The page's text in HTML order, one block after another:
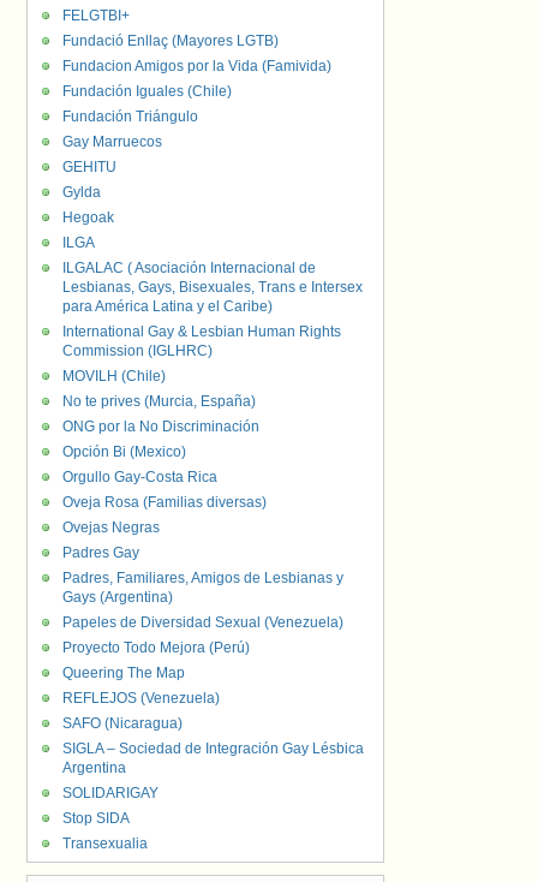
FELGTBI+
Fundació Enllaç (Mayores LGTB)
Fundacion Amigos por la Vida (Famivida)
Fundación Iguales (Chile)
Fundación Triángulo
Gay Marruecos
GEHITU
Gylda
Hegoak
ILGA
ILGALAC ( Asociación Internacional de
Lesbianas, Gays, Bisexuales, Trans e Intersex
para América Latina y el Caribe)
International Gay & Lesbian Human Rights
Commission (IGLHRC)
MOVILH (Chile)
No te prives (Murcia, España)
ONG por la No Discriminación
Opción Bi (Mexico)
Orgullo Gay-Costa Rica
Oveja Rosa (Familias diversas)
Ovejas Negras
Padres Gay
Padres, Familiares, Amigos de Lesbianas y
Gays (Argentina)
Papeles de Diversidad Sexual (Venezuela)
Proyecto Todo Mejora (Perú)
Queering The Map
REFLEJOS (Venezuela)
SAFO (Nicaragua)
SIGLA – Sociedad de Integración Gay Lésbica
Argentina
SOLIDARIGAY
Stop SIDA
Transexualia